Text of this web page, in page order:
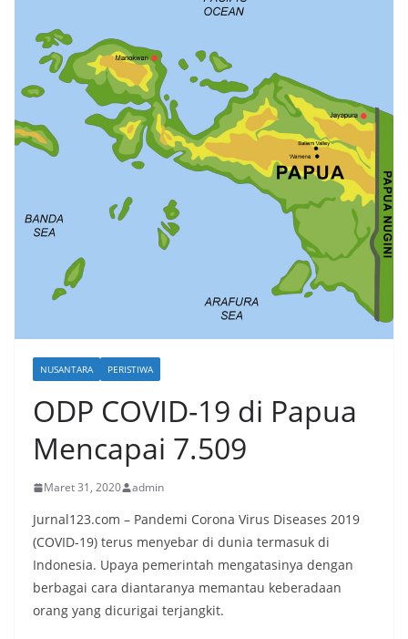
NUSANTARA PERISTIWA
ODP COVID-19 di Papua
Mencapai 7.509
Maret 31, 2020 admin
Jurnal123.com – Pandemi Corona Virus Diseases 2019
(COVID-19) terus menyebar di dunia termasuk di
Indonesia. Upaya pemerintah mengatasinya dengan
berbagai cara diantaranya memantau keberadaan
orang yang dicurigai terjangkit.